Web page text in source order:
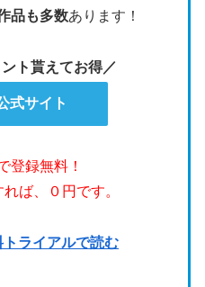
品も多数あります！
ト貰えてお得／
式サイト
登録無料！
ば、０円です。
ライアルで読む